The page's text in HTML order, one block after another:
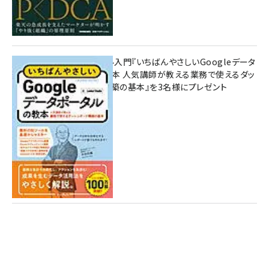
無料BIツール入門『いちばんやさしいGoogleデータ
ポータルの教本 人気講師が教える業務で使えるダッ
シュボード構築の基本』を3名様にプレゼント
7月31日 10:00